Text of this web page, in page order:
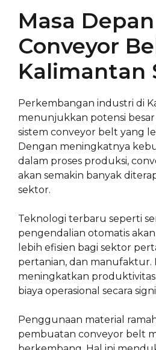
Masa Depan
Conveyor
Kalimantan
Perkembangan industri di
menunjukkan potensi
sistem conveyor belt yang
Dengan meningkatnya
dalam proses produksi,
akan semakin banyak
sektor.
Teknologi terbaru seperti
pengendalian otomatis
lebih efisien bagi sektor
pertanian, dan manufaktur.
meningkatkan
biaya operasional secara
Penggunaan material
pembuatan conveyor belt